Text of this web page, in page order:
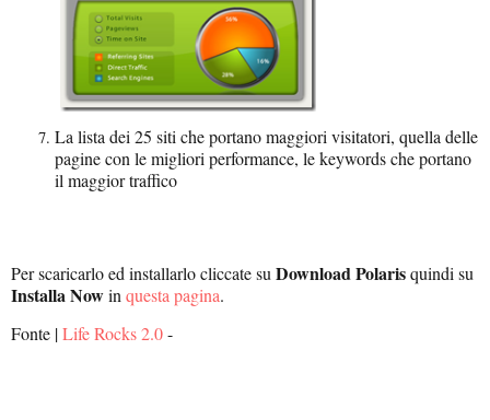
La lista dei 25 siti che portano maggiori visitatori, quella delle
pagine con le migliori performance, le keywords che portano
il maggior traffico
Per scaricarlo ed installarlo cliccate su Download Polarisquindi su
Installa Nowin questa pagina.
Fonte |Life Rocks 2.0-